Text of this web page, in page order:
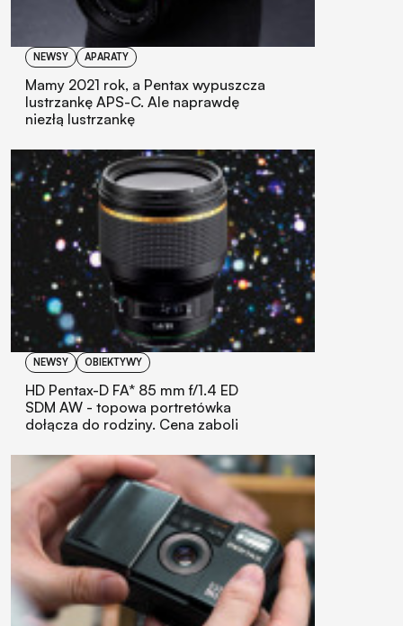
NEWSY APARATY
Mamy 2021 rok, a Pentax wypuszcza
lustrzankę APS-C. Ale naprawdę
niezłą lustrzankę
NEWSY OBIEKTYWY
HD Pentax-D FA* 85 mm f/1.4 ED
SDM AW - topowa portretówka
dołącza do rodziny. Cena zaboli